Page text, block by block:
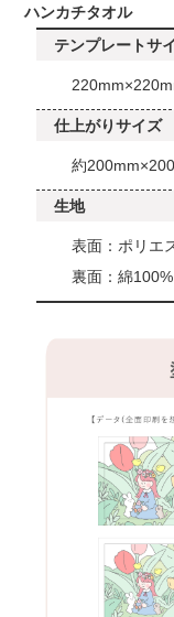
ハンカチタオル
テンプレートサ
仕上がりサイズ
約
生地
表面：ポリエ
裏面：綿100%